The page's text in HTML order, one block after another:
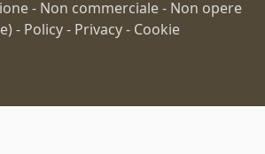
- Non commerciale - Non opere
- Policy- Privacy- Cookie